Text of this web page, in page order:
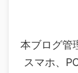
本ブログ管
スマホ、